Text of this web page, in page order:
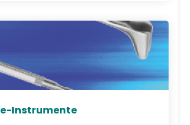
Instrumente